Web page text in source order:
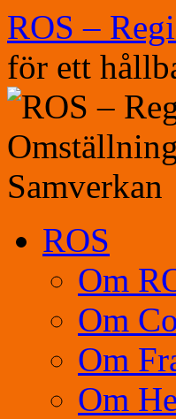
Hoppa
till
innehåll
ROS –
för ett
ROS
Om
Om
Om
Om